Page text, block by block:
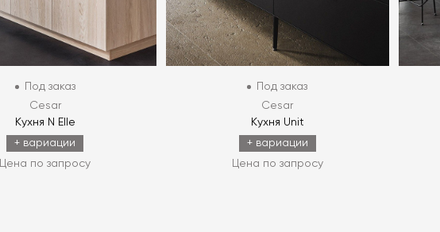
Под заказ
Cesar
Кухня N Elle
+ вариации
Цена по запросу
Под заказ
Cesar
Кухня Unit
+ вариации
Цена по запросу